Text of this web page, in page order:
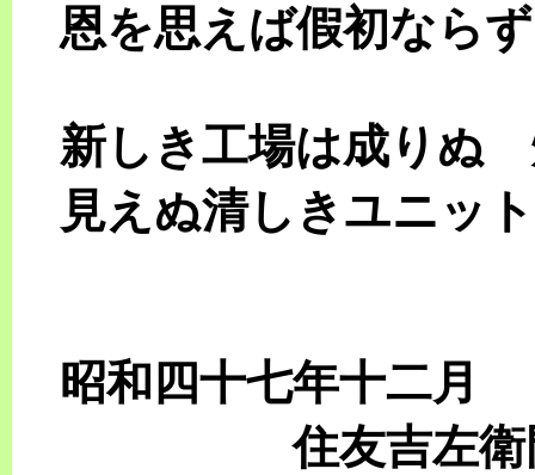
恩を思えば假初ならず
新しき工場は成りぬ
見えぬ清しきユニッ
昭和四十七年十二月
住友吉左衛